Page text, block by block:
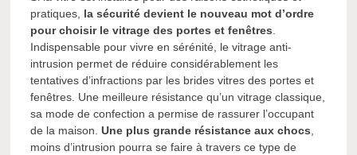
pratiques, la sécurité devient le nouveau mot d’ordre
pour choisir le vitrage des portes et fenêtres
Indispensable pour vivre en sérénité, le vitrage anti-
intrusion permet de réduire considérablement les
tentatives d’infractions par les brides vitres des portes et
fenêtres. Une meilleure résistance qu’un vitrage classique,
sa mode de confection a permise de rassurer l’occupant
de la maison.Une plus grande résistance aux chocs
moins d’intrusion pourra se faire à travers ce type de